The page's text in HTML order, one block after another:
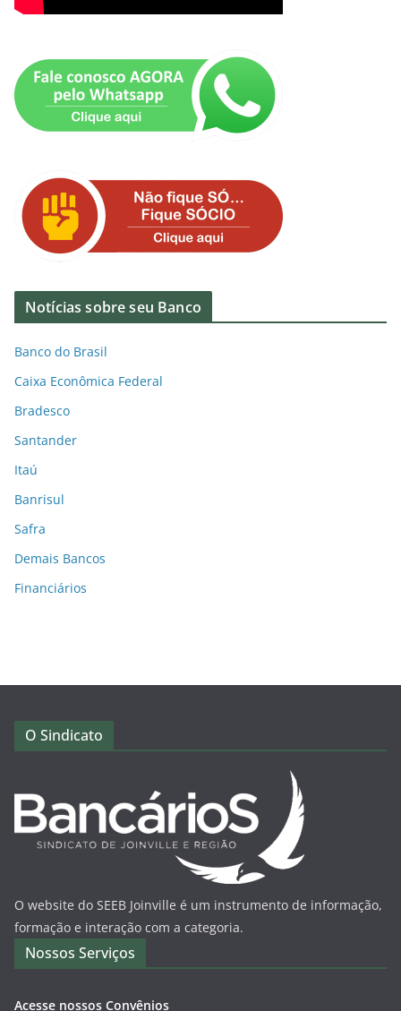
Notícias sobre seu Banco
Banco do Brasil
Caixa Econômica Federal
Bradesco
Santander
Itaú
Banrisul
Safra
Demais Bancos
Financiários
O Sindicato
O website do SEEB Joinville é um instrumento de informação,
formação e interação com a categoria.
Nossos Serviços
Acesse nossos Convênios